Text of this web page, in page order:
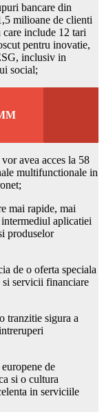
bancare din
milioane de clienti
include 12 tari
pentru inovatie,
inclusiv in
social;
avea acces la 58
multifunctionale in
mai rapide, mai
aplicatiei
produselor
de o oferta speciala
si servicii financiare
tranzitie sigura a
de
si o cultura
in serviciile